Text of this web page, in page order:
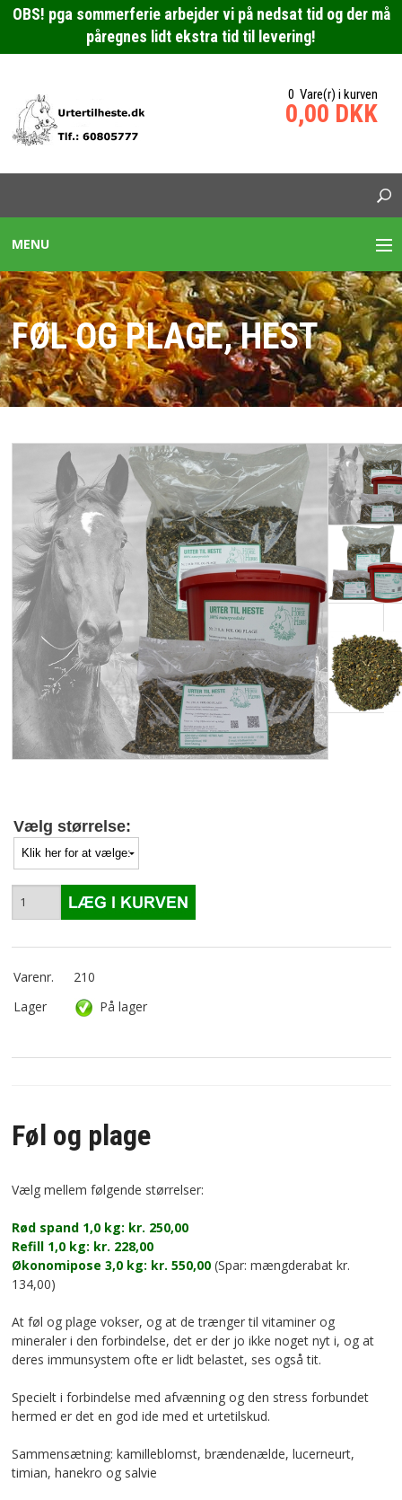
OBS! pga sommerferie arbejder vi på nedsat tid og der må
påregnes lidt ekstra tid til levering!
0 Vare(r) i kurven
0,00 DKK
MENU
URTEBLANDINGER HESTE
SPECIALBLANDING HEST
ENKELTURTER HESTE
PLEJEMIDLER HESTE
HUNDE
FORSIDEN
ANVENDELSE OG TIPS
HANDELSBETINGELSER
OM URTERTILHESTE.DK
KONTAKT
FØL OG PLAGE, HEST
Vælg størrelse:
Varenr.
210
Lager
På lager
Føl og plage
Vælg mellem følgende størrelser:
Rød spand 1,0 kg: kr. 250,00
Refill 1,0 kg: kr. 228,00
Økonomipose 3,0 kg: kr. 550,00(Spar: mængderabat kr.
134,00)
At føl og plage vokser, og at de trænger til vitaminer og
mineraler i den forbindelse, det er der jo ikke noget nyt i, og at
deres immunsystem ofte er lidt belastet, ses også tit.
Specielt i forbindelse med afvænning og den stress forbundet
hermed er det en god ide med et urtetilskud.
Sammensætning: kamilleblomst, brændenælde, lucerneurt,
timian, hanekro og salvie